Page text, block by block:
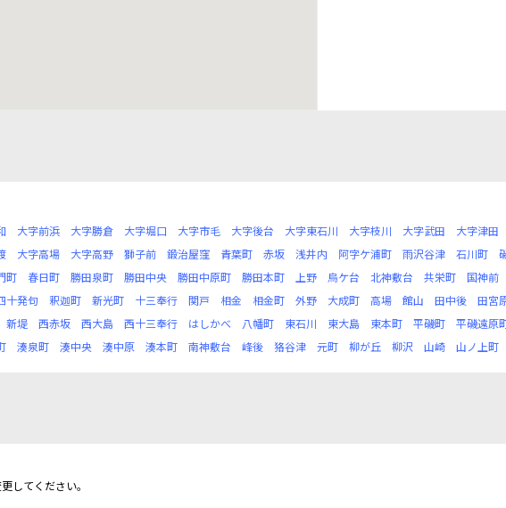
大字前浜 大字勝倉 大字堀口 大字市毛 大字後台 大字東石川 大字枝川 大字武田 大字津田
大字高場 大字高野 獅子前 鍛治屋窪 青葉町 赤坂 浅井内 阿字ケ浦町 雨沢谷津 石川町
町 春日町 勝田泉町 勝田中央 勝田中原町 勝田本町 上野 烏ケ台 北神敷台 共栄町 国神前
十発句 釈迦町 新光町 十三奉行 関戸 相金 相金町 外野 大成町 高場 館山 田中後 田宮
新堤 西赤坂 西大島 西十三奉行 はしかべ 八幡町 東石川 東大島 東本町 平磯町 平磯遠原
湊泉町 湊中央 湊中原 湊本町 南神敷台 峰後 狢谷津 元町 柳が丘 柳沢 山崎 山ノ上町
してください。